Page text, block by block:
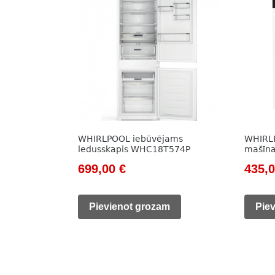
WHIRLPOOL iebūvējams
ledusskapis WHC18T574P
Original
was:
699,00 €Current
is:
Pievienot grozam
was: